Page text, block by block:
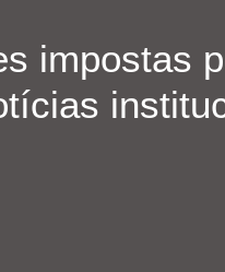
impostas